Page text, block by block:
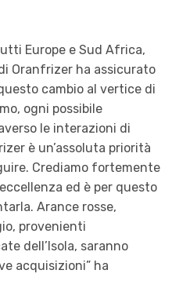
Europe e Sud Africa,
Oranfrizer ha assicurato
cambio al vertice di
ogni possibile
le interazioni di
è un’assoluta priorità
Crediamo fortemente
ed è per questo
Arance rosse,
provenienti
dell’Isola, saranno
acquisizioni” ha